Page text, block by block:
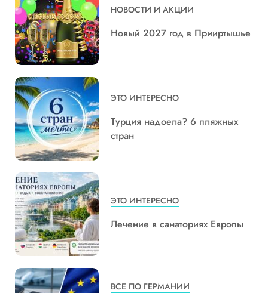
НОВОСТИ И АКЦИИ
Новый 2027 год в Прииртышье
ЭТО ИНТЕРЕСНО
Турция надоела? 6 пляжных
стран
ЭТО ИНТЕРЕСНО
Лечение в санаториях Европы
ВСЕ ПО ГЕРМАНИИ